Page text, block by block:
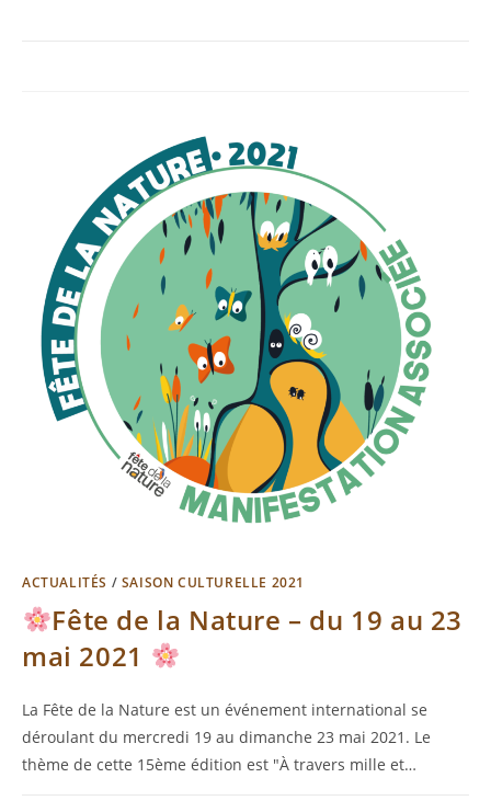
ACTUALITÉS / SAISON CULTURELLE 2021
Fête de la Nature – du 19 au 23
mai 2021
La Fête de la Nature est un événement international se
déroulant du mercredi 19 au dimanche 23 mai 2021. Le
thème de cette 15ème édition est "À travers mille et…